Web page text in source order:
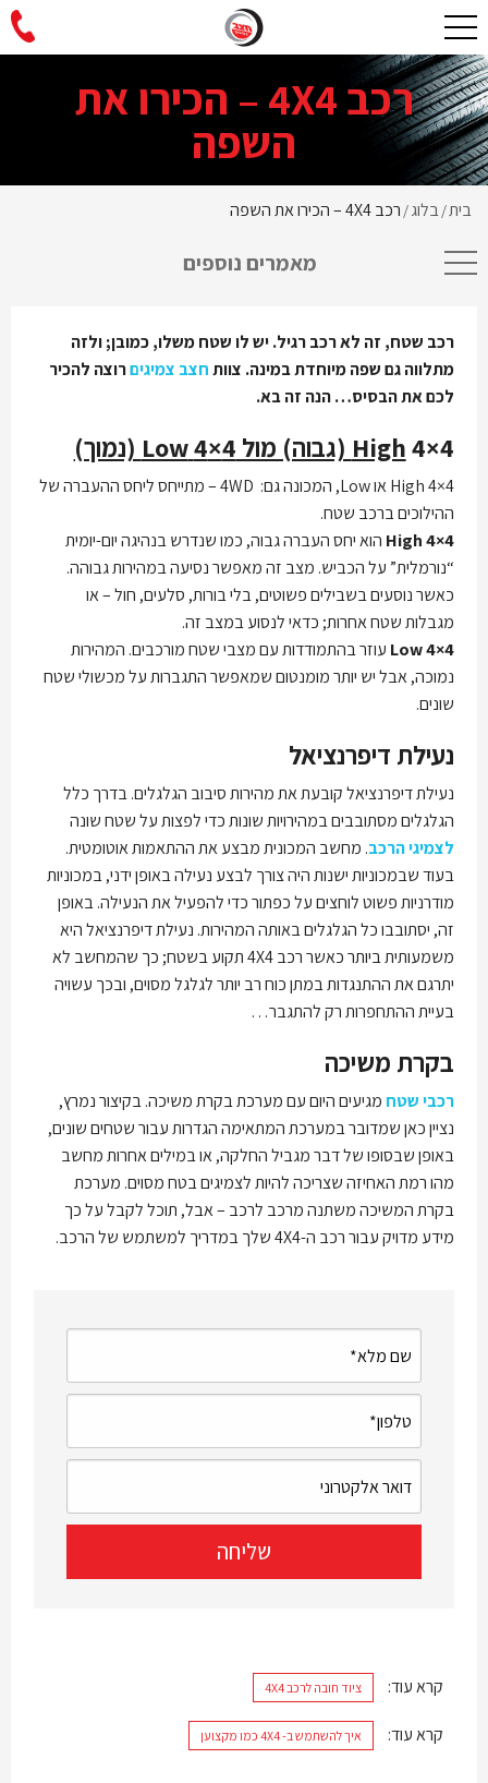
רכב 4X4 – הכירו את
השפה
בית/בלוג/ רכב 4X4 – הכירו את השפה
מאמרים נוספים
רכב שטח, זה לא רכב רגיל. יש לו שטח משלו, כמובן; ולזה
מתלווה גם שפה מיוחדת במינה. צוותחצב צמיגיםרוצה להכיר
לכם את הבסיס… הנה זה בא.
4×4
High (גבוה) מול 4×4 Low (נמוך)
4×4 High או Low, המכונה גם: 4WD – מתייחס ליחס ההעברה של
ההילוכים ברכב שטח.
4×4
High הוא יחס העברה גבוה, כמו שנדרש בנהיגה יום-יומית
“נורמלית” על הכביש. מצב זה מאפשר נסיעה במהירות גבוהה.
כאשר נוסעים בשבילים פשוטים, בלי בורות, סלעים, חול – או
מגבלות שטח אחרות; כדאי לנסוע במצב זה.
4×4
Low עוזר בהתמודדות עם מצבי שטח מורכבים. המהירות
נמוכה, אבל יש יותר מומנטום שמאפשר התגברות על מכשולי שטח
שונים.
נעילת דיפרנציאל
נעילת דיפרנציאל קובעת את מהירות סיבוב הגלגלים. בדרך כלל
הגלגלים מסתובבים במהירויות שונות כדי לפצות על שטח שונה
לצמיגי הרכב. מחשב המכונית מבצע את ההתאמות אוטומטית.
בעוד שבמכוניות ישנות היה צורך לבצע נעילה באופן ידני, במכוניות
מודרניות פשוט לוחצים על כפתור כדי להפעיל את הנעילה. באופן
זה, יסתובבו כל הגלגלים באותה המהירות. נעילת דיפרנציאל היא
משמעותית ביותר כאשר רכב 4X4 תקוע בשטח; כך שהמחשב לא
יתרגם את ההתנגדות במתן כוח רב יותר לגלגל מסוים, ובכך עשויה
בעיית ההתחפרות רק להתגבר…
בקרת משיכה
רכבי שטח מגיעים היום עם מערכת בקרת משיכה. בקיצור נמרץ,
נציין כאן שמדובר במערכת המתאימה הגדרות עבור שטחים שונים,
באופן שבסופו של דבר מגביל החלקה, או במילים אחרות מחשב
מהו רמת האחיזה שצריכה להיות לצמיגים בטח מסוים. מערכת
בקרת המשיכה משתנה מרכב לרכב – אבל, תוכל לקבל על כך
מידע מדויק עבור רכב ה-4X4 שלך במדריך למשתמש של הרכב.
קרא עוד: ציוד חובה לרכב 4X4
קרא עוד: איך להשתמש ב- 4X4 כמו מקצוען